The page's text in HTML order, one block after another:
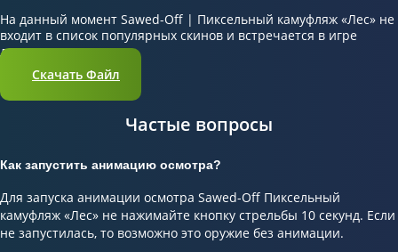
На данный момент Sawed-Off | Пиксельный камуфляж «Лес» не
входит в список популярных скинов и встречается в игре
довольно редко.
Скачать Файл
Частые вопросы
Как запустить анимацию осмотра?
Для запуска анимации осмотра Sawed-Off Пиксельный
камуфляж «Лес» не нажимайте кнопку стрельбы 10 секунд. Если
не запустилась, то возможно это оружие без анимации.